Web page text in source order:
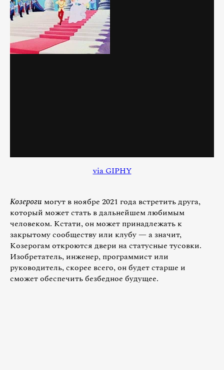
via GIPHY
Козероги могут в ноябре 2021 года встретить друга,
который может стать в дальнейшем любимым
человеком. Кстати, он может принадлежать к
закрытому сообществу или клубу — а значит,
Козерогам откроются двери на статусные тусовки.
Изобретатель, инженер, программист или
руководитель, скорее всего, он будет старше и
сможет обеспечить безбедное будущее.